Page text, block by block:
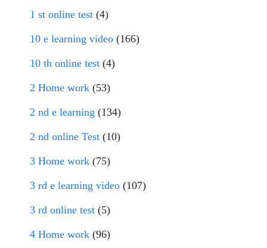
1 st online test (4)
10 e learning video (166)
10 th online test (4)
2 Home work (53)
2 nd e learning (134)
2 nd online Test (10)
3 Home work (75)
3 rd e learning video (107)
3 rd online test (5)
4 Home work (96)